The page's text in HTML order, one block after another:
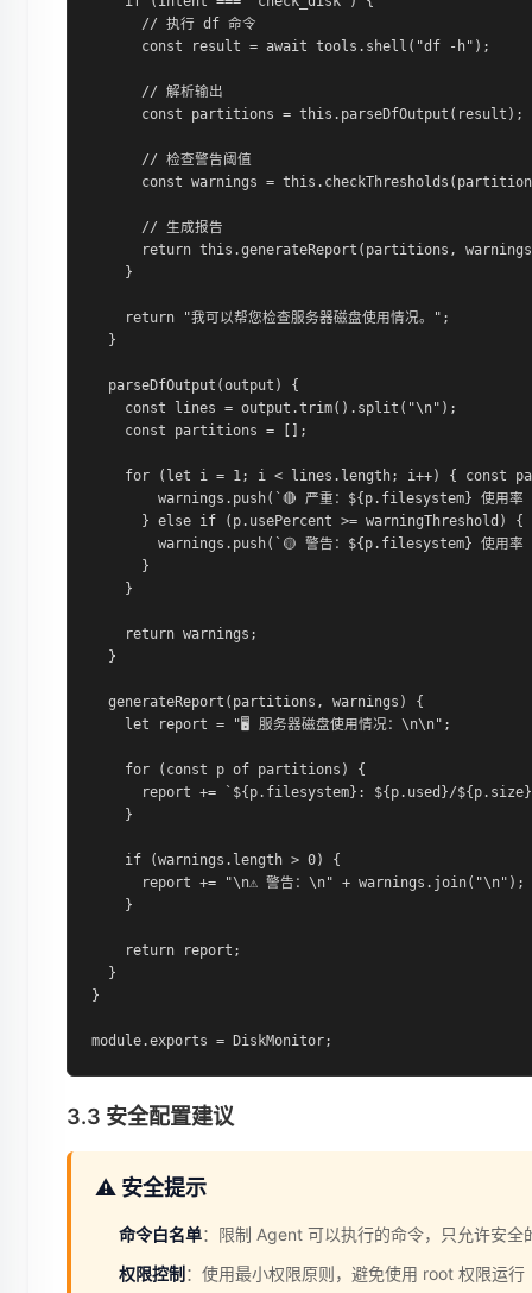
      // 执行 df 命令
      const result = await tools.shell("df -h");
      // 解析输出
      const partitions = this.parseDfOutput(result);
      // 检查警告阈值
const warnings =
      // 生成报告
return this.generateReport(partitions,
    }
    return "我可以帮您检查服务器磁盘使用情况。";
  }
  parseDfOutput(output) {
    const lines = output.trim().split("\n");
    const partitions = [];
for (let i = 1; i < lines.length; i++) { const
warnings.push(`🔴 严重：${p.filesystem} 使用
      } else if (p.usePercent >= warningThreshold) {
warnings.push(`🟡 警告：${p.filesystem} 使用
      }
    }
    return warnings;
  }
  generateReport(partitions, warnings) {
    let report = "🖥️ 服务器磁盘使用情况：\n\n";
    for (const p of partitions) {
report += `${p.filesystem}: ${p.used}/
    }
    if (warnings.length > 0) {
      report += "\n⚠️ 警告：\n" + warnings.join("\n");
    }
    return report;
  }
}
module.exports = DiskMonitor;
3.3 安全配置建议
⚠️ 安全提示
命令白名单：限制 Agent 可以执行的命令，只允许安全
权限控制 ：使用最小权限原则，避免使用 root 权限运行